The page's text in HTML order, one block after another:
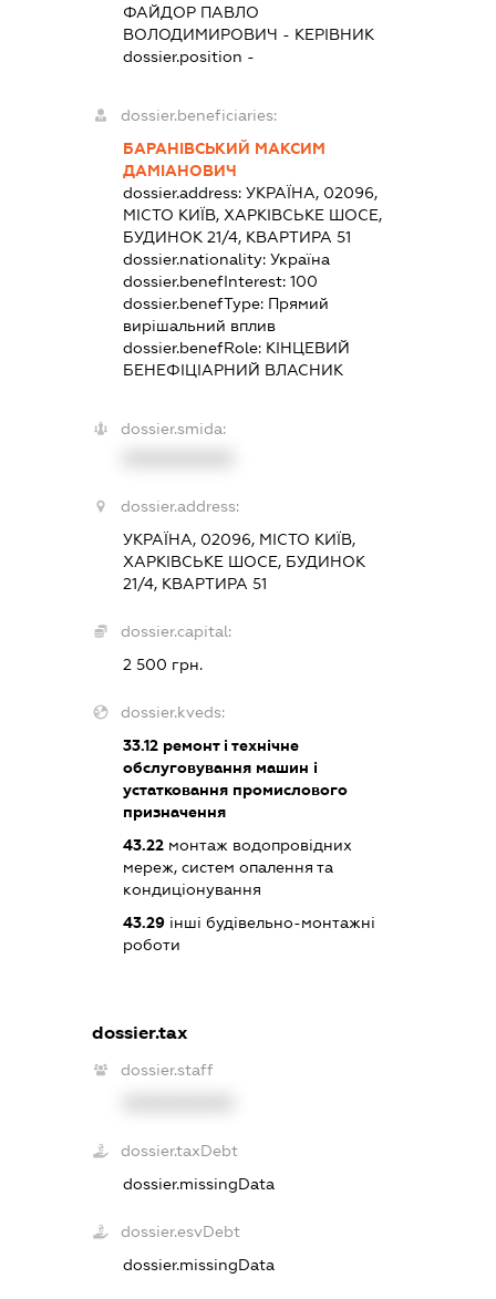
ФАЙДОР ПАВЛО
ВОЛОДИМИРОВИЧ - КЕРІВНИК
dossier.position -
dossier.beneficiaries:
БАРАНІВСЬКИЙ МАКСИМ
ДАМІАНОВИЧ
dossier.address:УКРАЇНА, 02096,
МІСТО КИЇВ, ХАРКІВСЬКЕ ШОСЕ,
БУДИНОК 21/4, КВАРТИРА 51
dossier.nationality:Україна
dossier.benefInterest:100
dossier.benefType: Прямий
вирішальний вплив
dossier.benefRole: КІНЦЕВИЙ
БЕНЕФІЦІАРНИЙ ВЛАСНИК
dossier.smida:
dossier.address:
УКРАЇНА, 02096, МІСТО КИЇВ,
ХАРКІВСЬКЕ ШОСЕ, БУДИНОК
21/4, КВАРТИРА 51
dossier.capital:
2 500 грн.
dossier.kveds:
33.12 ремонт і технічне
обслуговування машин і
устатковання промислового
призначення
43.22 монтаж водопровідних
мереж, систем опалення та
кондиціонування
43.29 інші будівельно-монтажні
роботи
dossier.tax
dossier.staff
dossier.taxDebt
dossier.missingData
dossier.esvDebt
dossier.missingData